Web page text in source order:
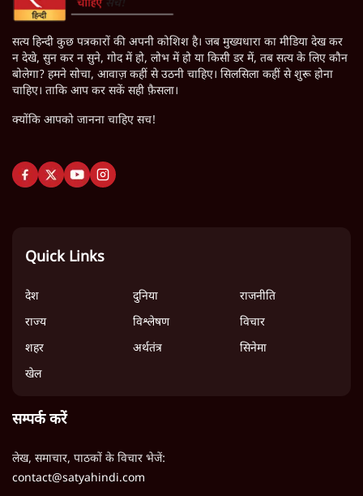
सत्य हिन्दी कुछ पत्रकारों की अपनी कोशिश है। जब मुख्यधारा का मीडिया देख कर
न देखे, सुन कर न सुने, गोद में हो, लोभ में हो या किसी डर में, तब सत्य के लिए कौन
बोलेगा? हमने सोचा, आवाज़ कहीं से उठनी चाहिए। सिलसिला कहीं से शुरू होना
चाहिए। ताकि आप कर सकें सही फ़ैसला।
क्योंकि आपको जानना चाहिए सच!
Quick Links
देश दुनिया
राजनीति
राज्य
विश्लेषण
विचार
शहर
अर्थतंत्र
सिनेमा
खेल
सम्पर्क करें
लेख, समाचार, पाठकों के विचार भेजें:
contact@satyahindi.com